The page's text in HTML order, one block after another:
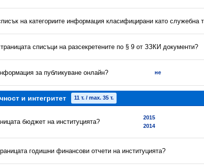
на категориите информация класифицирани като служебна
списъци на разсекретените по § 9 от ЗЗКИ документи?
за публикуване онлайн? не
и интегритет 11 т. / max. 35 т.
бюджет на институцията?
2015
2014
годишни финансови отчети на институцията?